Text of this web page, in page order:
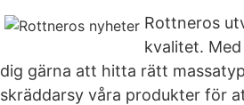
Rottneros
kvalitet.
dig gärna att hitta rätt
skräddarsy våra produkter för